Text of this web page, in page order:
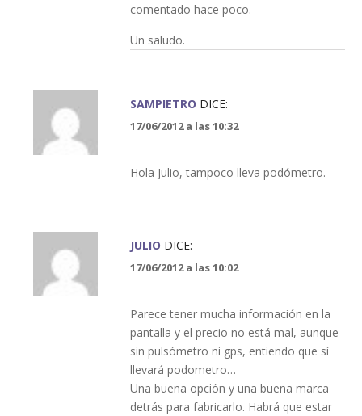
comentado hace poco.
Un saludo.
SAMPIETRO DICE:
17/06/2012 a las 10:32
Hola Julio, tampoco lleva podómetro.
JULIO DICE:
17/06/2012 a las 10:02
Parece tener mucha información en la
pantalla y el precio no está mal, aunque
sin pulsómetro ni gps, entiendo que sí
llevará podometro…
Una buena opción y una buena marca
detrás para fabricarlo. Habrá que estar